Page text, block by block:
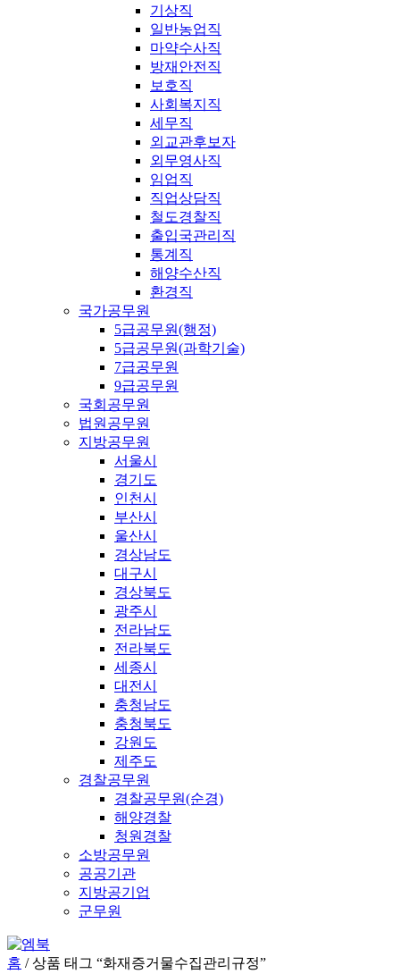
기상직
일반농업직
마약수사직
방재안전직
보호직
사회복지직
세무직
외교관후보자
외무영사직
임업직
직업상담직
철도경찰직
출입국관리직
통계직
해양수산직
환경직
국가공무원
5급공무원(행정)
5급공무원(과학기술)
7급공무원
9급공무원
국회공무원
법원공무원
지방공무원
서울시
경기도
인천시
부산시
울산시
경상남도
대구시
경상북도
광주시
전라남도
전라북도
세종시
대전시
충청남도
충청북도
강원도
제주도
경찰공무원
경찰공무원(순경)
해양경찰
청원경찰
소방공무원
공공기관
지방공기업
군무원
홈 / 상품 태그 “화재증거물수집관리규정”